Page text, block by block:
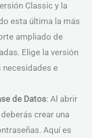
Classic y la
esta última la más
ampliado de
Elige la versión
necesidades e
de Datos: Al abrir
crear una
Aquí es